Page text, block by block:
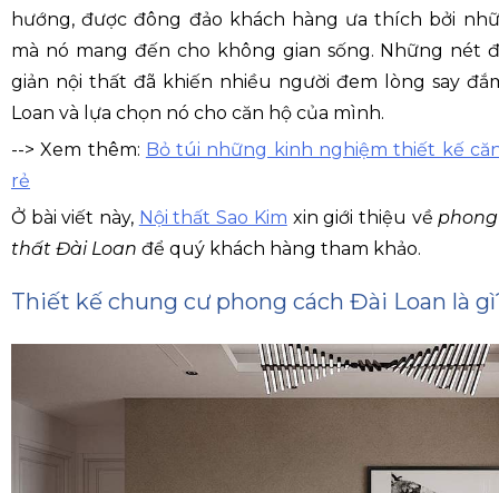
hướng, được đông đảo khách hàng ưa thích bởi
mà nó mang đến cho không gian sống. Những nét
giản nội thất đã khiến nhiều người đem lòng say
Loan và lựa chọn nó cho căn hộ của mình.
--> Xem thêm: Bỏ túi những kinh nghiệm thiết kế
rẻ
Ở bài viết này, Nội thất Sao Kim xin giới thiệu về
thất Đài Loan để quý khách hàng tham khảo.
Thiết kế chung cư phong cách Đài Loan là